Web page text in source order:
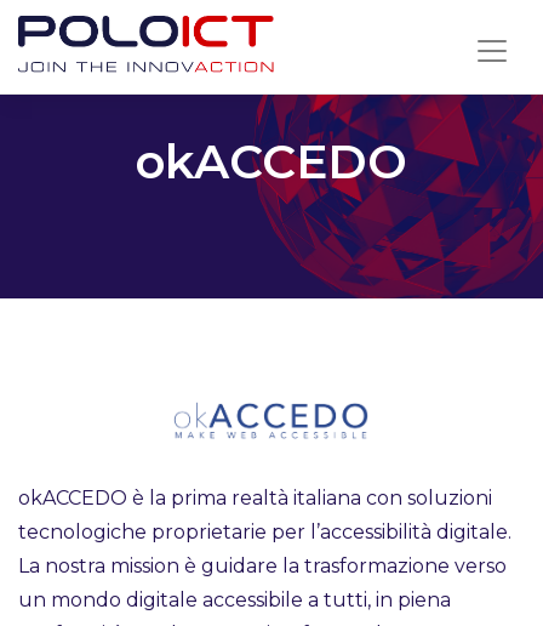
Skip
content
okACCEDO
okACCEDO è la prima realtà italiana con soluzioni
tecnologiche proprietarie per l’accessibilità digitale.
La nostra mission è guidare la trasformazione verso
un mondo digitale accessibile a tutti, in piena